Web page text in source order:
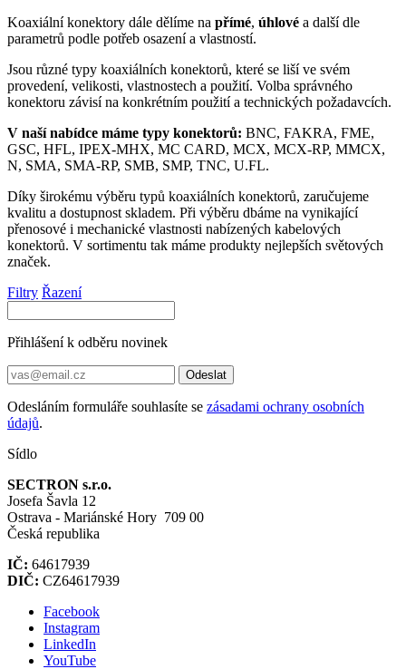
Koaxiálníkonektory dále dělíme na přímé, úhlové a další dle
parametrů podle potřeb osazení a vlastností.
Jsou různé typy koaxiálních konektorů, které se liší ve svém
provedení, velikosti, vlastnostech a použití. Volba správného
konektoru závisí na konkrétním použití a technických požadavcích.
V naší nabídce máme typy konektorů: BNC, FAKRA, FME,
GSC, HFL, IPEX-MHX, MC CARD, MCX, MCX-RP, MMCX,
N, SMA, SMA-RP, SMB, SMP, TNC, U.FL.
Díky širokému výběru typů koaxiálních konektorů, zaručujeme
kvalitu a dostupnost skladem. Při výběru dbáme na vynikající
přenosové i mechanické vlastnosti nabízených kabelových
konektorů. V sortimentu tak máme produkty nejlepších světových
značek.
Filtry Řazení
Přihlášení k odběru novinek
Odeslat
Odesláním formuláře souhlasíte se zásadami ochrany osobních
údajů.
Sídlo
SECTRON s.r.o.
Josefa Šavla 12
Ostrava - Mariánské Hory 709 00
Česká republika
IČ: 64617939
DIČ: CZ64617939
Facebook
Instagram
LinkedIn
YouTube